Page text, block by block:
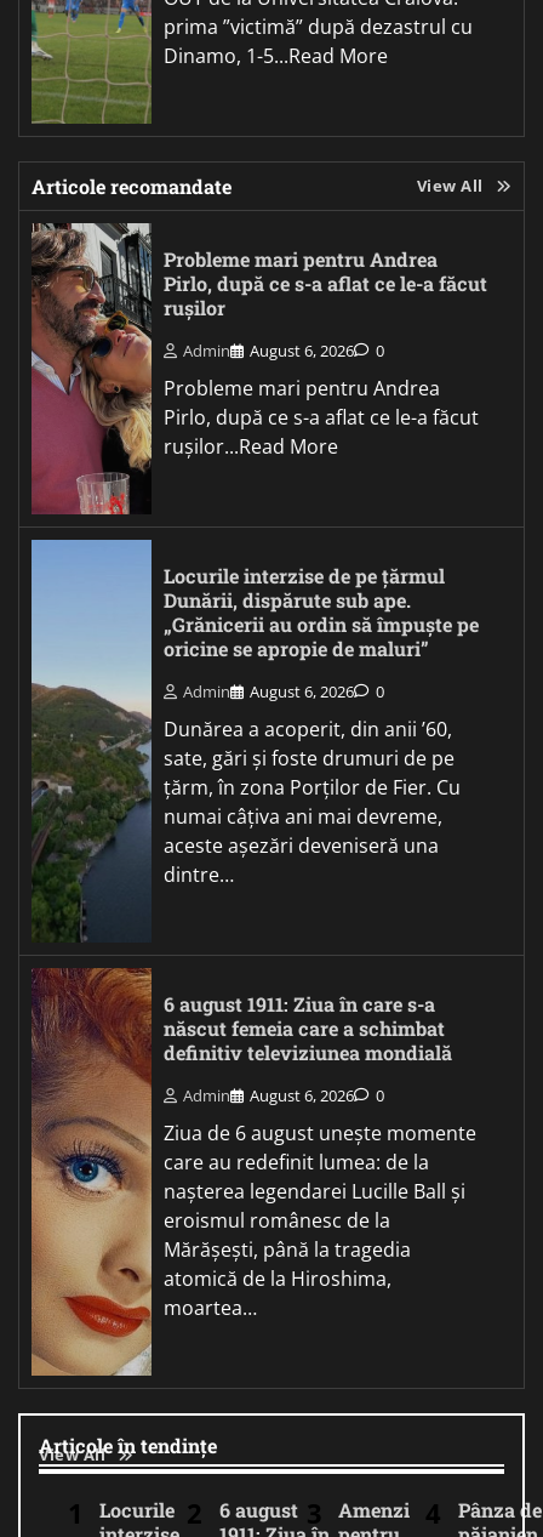
prima ”victimă” după dezastrul cu
Dinamo, 1-5...Read More
Articole recomandate View All
Probleme mari pentru Andrea
Pirlo, după ce s-a aflat ce le-a făcut
rușilor
Admin August 6, 2026 0
Probleme mari pentru Andrea
Pirlo, după ce s-a aflat ce le-a făcut
rușilor...Read More
Locurile interzise de pe țărmul
Dunării, dispărute sub ape.
„Grănicerii au ordin să împuște pe
oricine se apropie de maluri”
Admin August 6, 2026 0
Dunărea a acoperit, din anii ’60,
sate, gări și foste drumuri de pe
țărm, în zona Porților de Fier. Cu
numai câțiva ani mai devreme,
aceste așezări deveniseră una
dintre…
6 august 1911: Ziua în care s-a
născut femeia care a schimbat
definitiv televiziunea mondială
Admin August 6, 2026 0
Ziua de 6 august unește momente
care au redefinit lumea: de la
nașterea legendarei Lucille Ball și
eroismul românesc de la
Mărășești, până la tragedia
atomică de la Hiroshima,
moartea…
Articole în tendințe
View All
Locurile
6 august
Amenzi
Pânza de